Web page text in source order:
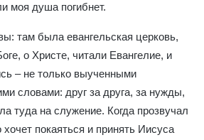
моя душа погибнет.
там была евангельская церковь,
о Христе, читали Евангелие, и
– не только выученными
словами: друг за друга, за нужды,
туда на служение. Когда прозвучал
покаяться и принять Иисуса